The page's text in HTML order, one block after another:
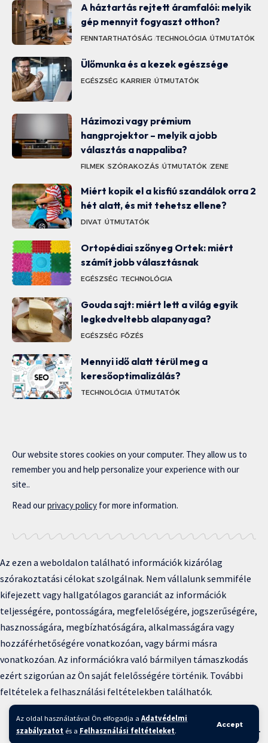
Az oldal használatával Ön elfogadja a Adatvédelmi
szabályzatot és a Felhasználási feltételeket.
Accept
A háztartás rejtett áramfalói: melyik
gép mennyit fogyaszt otthon?
FENNTARTHATÓSÁG TECHNOLÓGIA ÚTMUTATÓK
Ülőmunka és a kezek egészsége
EGÉSZSÉG KARRIER ÚTMUTATÓK
Házimozi vagy prémium
hangprojektor – melyik a jobb
választás a nappaliba?
FILMEK SZÓRAKOZÁS ÚTMUTATÓK ZENE
Miért kopik el a kisfiú szandálok orra 2
hét alatt, és mit tehetsz ellene?
DIVAT ÚTMUTATÓK
Ortopédiai szőnyeg Ortek: miért
számít jobb választásnak
EGÉSZSÉG TECHNOLÓGIA
Gouda sajt: miért lett a világ egyik
legkedveltebb alapanyaga?
EGÉSZSÉG FŐZÉS
Mennyi idő alatt térül meg a
keresőoptimalizálás?
TECHNOLÓGIA ÚTMUTATÓK
Our website stores cookies on your computer. They allow us to
remember you and help personalize your experience with our
site..
Read ourprivacy policy for more information.
Az ezen a weboldalon található információk kizárólag
szórakoztatási célokat szolgálnak. Nem vállalunk semmiféle
kifejezett vagy hallgatólagos garanciát az információk
teljességére, pontosságára, megfelelőségére, jogszerűségére,
hasznosságára, megbízhatóságára, alkalmasságára vagy
hozzáférhetőségére vonatkozóan, vagy bármi másra
vonatkozóan. Az információkra való bármilyen támaszkodás
ezért szigorúan az Ön saját felelősségére történik. További
feltételek a felhasználási feltételekben találhatók.
Copyright © 2025 BFKH.hu
Felhasználási feltételek –Adatvédelmi irányelvek – Kapcsolat –